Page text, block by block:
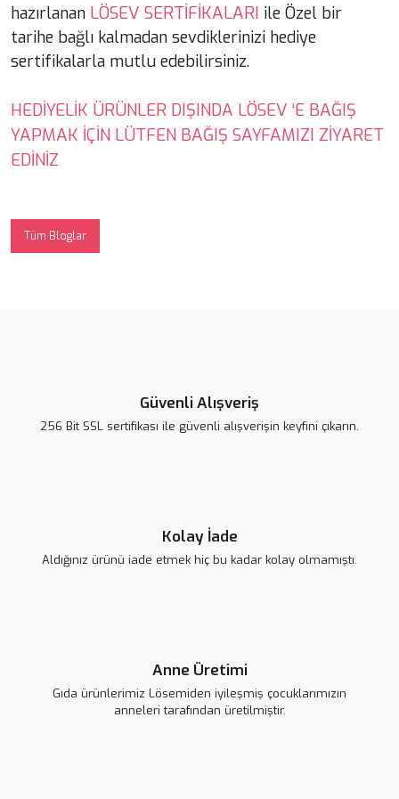
hazırlanan LÖSEV SERTİFİKALARI ile Özel bir
tarihe bağlı kalmadan sevdiklerinizi hediye
sertifikalarla mutlu edebilirsiniz.
HEDİYELİK ÜRÜNLER DIŞINDA LÖSEV ‘E BAĞIŞ
YAPMAK İÇİN LÜTFEN BAĞIŞ SAYFAMIZI ZİYARET
EDİNİZ
Tüm Bloglar
Güvenli Alışveriş
256 Bit SSL sertifikası ile güvenli alışverişin keyfini çıkarın.
Kolay İade
Aldığınız ürünü iade etmek hiç bu kadar kolay olmamıştı.
Anne Üretimi
Gıda ürünlerimiz Lösemiden iyileşmiş çocuklarımızın
anneleri tarafından üretilmiştir.